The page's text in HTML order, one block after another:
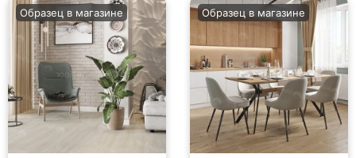
Образец в магазине Образец в магазине